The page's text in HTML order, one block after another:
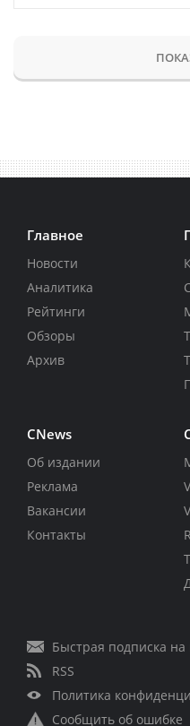
Главное
Новости
Аналитика
Рейтинги
Обзоры
Архив
CNews
Об издании
Реклама
Вакансии
Контакты
Быстрая подписка на
RSS
Политика
Сообщить об ошибке